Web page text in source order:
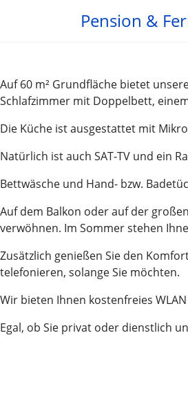
Pension &
Auf 60 m² Grundfläche bietet
Schlafzimmer mit Doppelbett,
Die Küche ist ausgestattet mit
Natürlich ist auch SAT-TV und ein
Bettwäsche und Hand- bzw.
Auf dem Balkon oder auf der
verwöhnen. Im Sommer stehen
Zusätzlich genießen Sie den
telefonieren, solange Sie möchten.
Wir bieten Ihnen kostenfreies
Egal, ob Sie privat oder dienstlich